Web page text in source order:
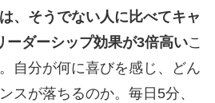
、そうでない人に比べてキャ
ーダーシップ効果が3倍高いこ
自分が何に喜びを感じ、どん
スが落ちるのか。毎日5分、